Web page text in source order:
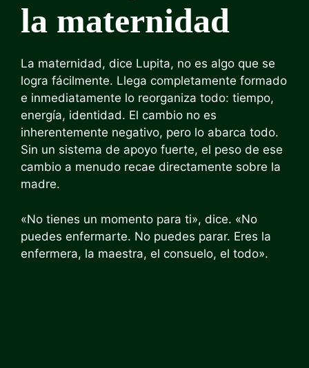
la maternidad
La maternidad, dice Lupita, no es algo que se
logra fácilmente. Llega completamente formado
e inmediatamente lo reorganiza todo: tiempo,
energía, identidad. El cambio no es
inherentemente negativo, pero lo abarca todo.
Sin un sistema de apoyo fuerte, el peso de ese
cambio a menudo recae directamente sobre la
madre.
«No tienes un momento para ti», dice. «No
puedes enfermarte. No puedes parar. Eres la
enfermera, la maestra, el consuelo, el todo».